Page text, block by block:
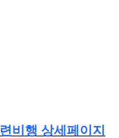
비행 상세페이지